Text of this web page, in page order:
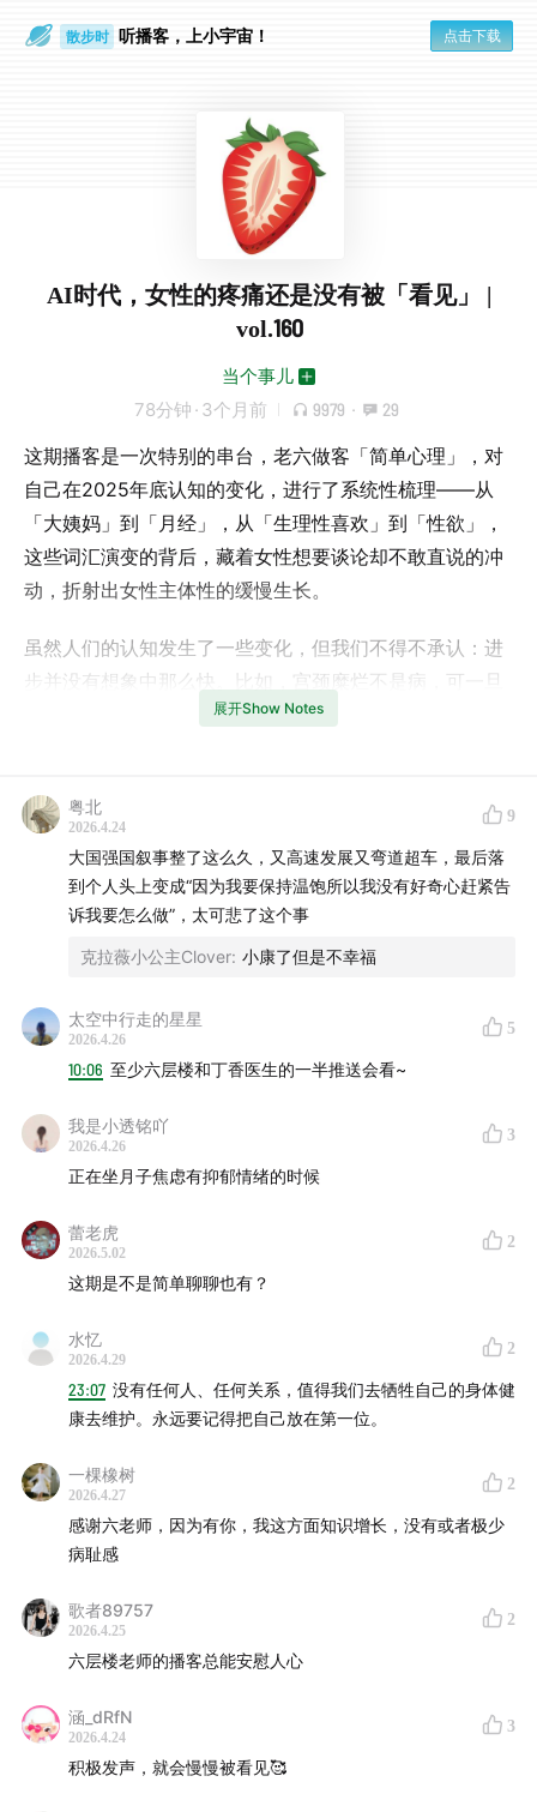
散步时 听播客，上小宇宙！ 点击下载
AI时代，女性的疼痛还是没有被「看见」 |
vol.160
当个事儿
78分钟 · 3个月前 9979 · 29
这期播客是一次特别的串台，老六做客「简单心理」，对
自己在2025年底认知的变化，进行了系统性梳理——从
「大姨妈」到「月经」，从「生理性喜欢」到「性欲」，
这些词汇演变的背后，藏着女性想要谈论却不敢直说的冲
动，折射出女性主体性的缓慢生长。
虽然人们的认知发生了一些变化，但我们不得不承认：进
步并没有想象中那么快。比如，宫颈糜烂不是病，可一旦
医生说「病理性的」，大家还是会慌；痛经吃布洛芬，可
什么我的需求总被排在最后？
但是，进步缓慢并不意味着没有希望，因为看见生育损
伤、看见更年期的真相、看见那些被压抑的性困惑、看见
收听指南
05:08 「宫颈糜烂不是病」只是小圈子共识
10:29 PMS、更年期抑郁：情绪健康需要被看见
生育焦虑永远存在，没有标准答案
女性主体性：从「为什么」到「怎么办」
19:56 生育损伤被看见：痛苦需要被承认
高铁卖卫生巾：每一次出现都是推动
22:38 令人痛心的案例：爱等于不避孕？
四本书的顺序：从下游治疗到上游预防
31:23 工作异化：拧螺丝的人找不到成就感
私信里的焦虑：我们缺一个性健康门诊
展开Show Notes
粤北
2026.4.24
9
大国强国叙事整了这么久，又高速发展又弯道超车，最后落
到个人头上变成“因为我要保持温饱所以我没有好奇心赶紧告
诉我要怎么做”，太可悲了这个事
克拉薇小公主Clover: 小康了但是不幸福
太空中行走的星星
2026.4.26
5
10:06 至少六层楼和丁香医生的一半推送会看~
我是小透铭吖
2026.4.26
3
正在坐月子焦虑有抑郁情绪的时候
蕾老虎
2026.5.02
2
这期是不是简单聊聊也有？
水忆
2026.4.29
2
23:07 没有任何人、任何关系，值得我们去牺牲自己的身体健
康去维护。永远要记得把自己放在第一位。
一棵橡树
2026.4.27
2
感谢六老师，因为有你，我这方面知识增长，没有或者极少
病耻感
歌者89757
2026.4.25
2
六层楼老师的播客总能安慰人心
涵_dRfN
2026.4.24
3
积极发声，就会慢慢被看见🥰